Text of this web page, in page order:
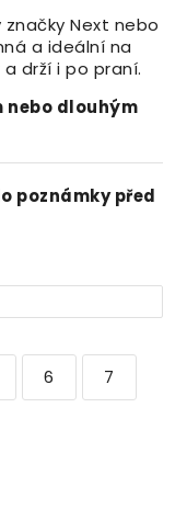
Next nebo
a ideální na
drží i po praní.
nebo dlouhým
poznámky před
6 7